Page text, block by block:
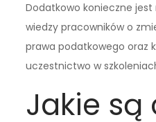
Dodatkowo konieczne
wiedzy pracowników o
prawa podatkowego oraz
uczestnictwo w
Jakie są